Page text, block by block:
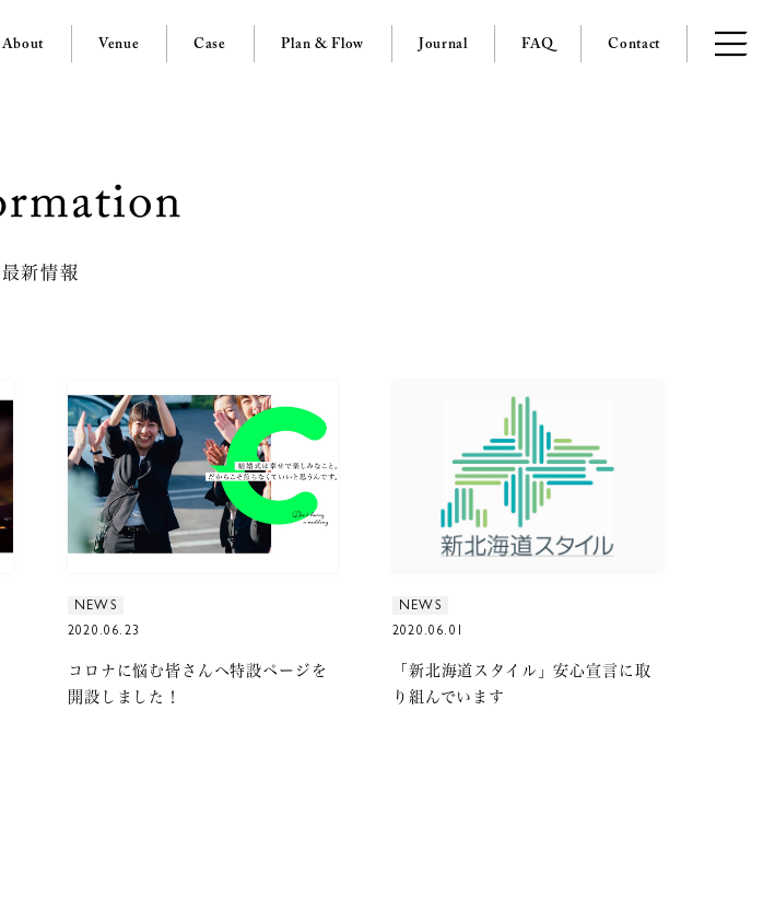
About Venue Case Plan & Flow Journal FAQ Contact
最新情報
NEWS
2020.06.23
コロナに悩む皆さんへ特設ページを
開設しました！
NEWS
2020.06.01
「新北海道スタイル」安心宣言に取
り組んでいます